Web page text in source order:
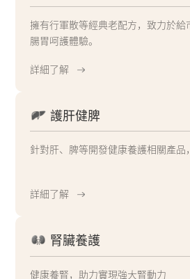
擁有行軍散等經典老配方，致力於給
腸胃呵護體驗。
詳細了解
護肝健脾
針對肝、脾等開發健康養護相關產品
詳細了解
腎臟養護
健康養腎，助力實現強大腎動力